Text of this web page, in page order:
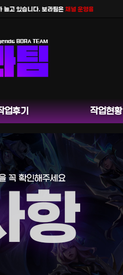
있습니다. 보라팀은채널 운영을 하지 않으며 공
업후기 작업현황